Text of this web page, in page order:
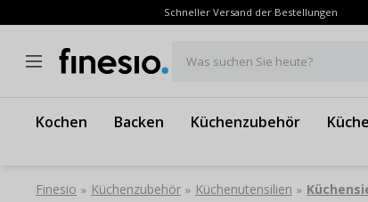
Schneller Versand der Bestellungen
Was suchen Sie heute?
Kochen Backen Küchenzubehör
Finesio » Küchenzubehör » Küchenutensilien »